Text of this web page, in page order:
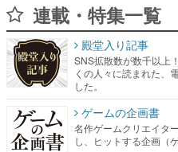
連載・特集一覧
殿堂入り記事
SNS拡散数が数千以上
くの人々に読まれた、
した。
ゲームの企画書
名作ゲームクリエイタ
し、ヒットする企画（